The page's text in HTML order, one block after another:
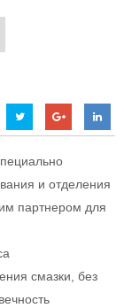
и отделения
партнером для
смазки, без